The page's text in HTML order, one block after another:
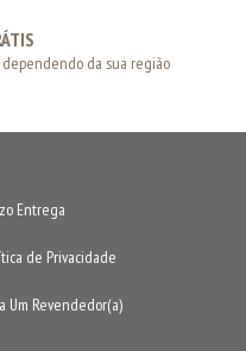
dependendo da sua região
Entrega
de Privacidade
Um Revendedor(a)